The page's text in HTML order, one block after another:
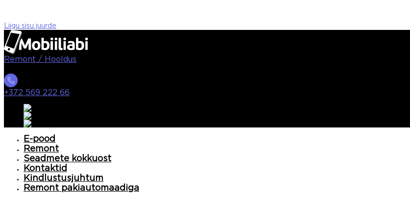
Liigu sisu juurde
Remont / Hooldus
+372 569 222 66
E-pood
Remont
Seadmete kokkuost
Kontaktid
Kindlustusjuhtum
Remont pakiautomaadiga